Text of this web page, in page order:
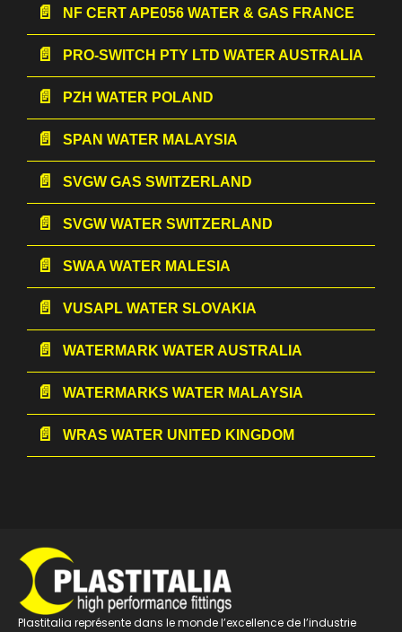
NF CERT APE056 WATER & GAS FRANCE
PRO-SWITCH PTY LTD WATER AUSTRALIA
PZH WATER POLAND
SPAN WATER MALAYSIA
SVGW GAS SWITZERLAND
SVGW WATER SWITZERLAND
SWAA WATER MALESIA
VUSAPL WATER SLOVAKIA
WATERMARK WATER AUSTRALIA
WATERMARKS WATER MALAYSIA
WRAS WATER UNITED KINGDOM
Plastitalia représente dans le monde l’excellence de l’industrie